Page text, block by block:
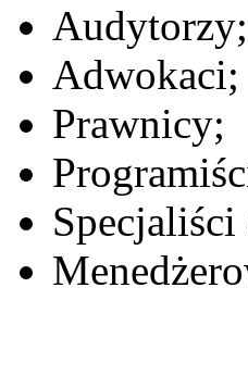
Audytorzy;
Adwokaci;
Prawnicy;
Specjaliści